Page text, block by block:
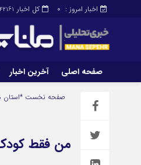
کل اخبار 42161 اخبار امروز : 0
صفحه اصلی آخرین اخبار
صفحه اصلیصفحه نخست *استان
من فقط